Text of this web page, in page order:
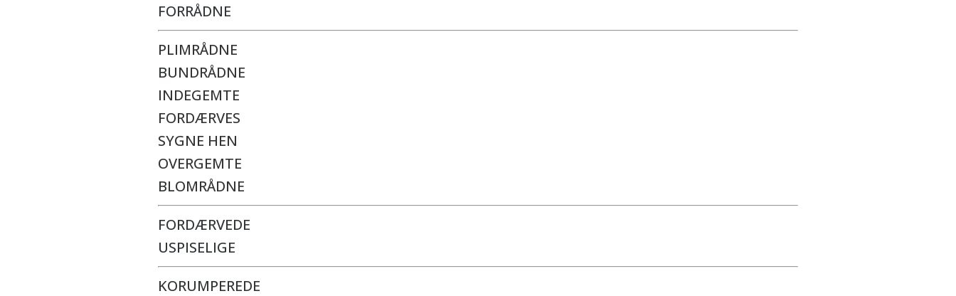
FORRÅDNE
PLIMRÅDNE
BUNDRÅDNE
INDEGEMTE
FORDÆRVES
SYGNE HEN
OVERGEMTE
BLOMRÅDNE
FORDÆRVEDE
USPISELIGE
KORUMPEREDE